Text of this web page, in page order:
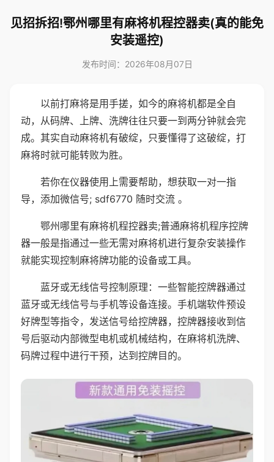
见招拆招!鄂州哪里有麻将机程控器卖(真的能免
安装遥控)
发布时间：2026年08月07日
以前打麻将是用手搓，如今的麻将机都是全自
动，从码牌、上牌、洗牌往往只要一到两分钟就会完
成。其实自动麻将机有破绽，只要懂得了这破绽，打
麻将时就可能转败为胜。
若你在仪器使用上需要帮助，想获取一对一指
导，添加微信号; sdf6770 随时交流 。
鄂州哪里有麻将机程控器卖;普通麻将机程序控牌
器一般是指通过一些无需对麻将机进行复杂安装操作
就能实现控制麻将牌功能的设备或工具。
蓝牙或无线信号控制原理：一些智能控牌器通过
蓝牙或无线信号与手机等设备连接。手机端软件预设
好牌型等指令，发送信号给控牌器，控牌器接收到信
号后驱动内部微型电机或机械结构，在麻将机洗牌、
码牌过程中进行干预，达到控牌目的。